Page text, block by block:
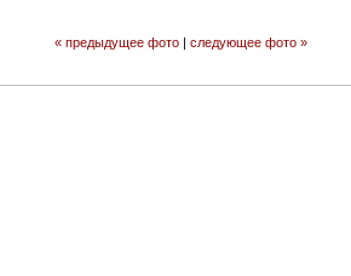
« предыдущее фото | следующее фото »